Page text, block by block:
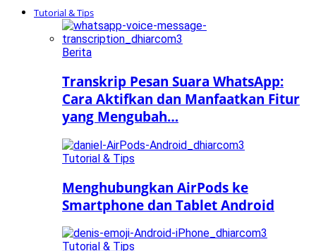
Tutorial & Tips
Berita
Transkrip Pesan Suara WhatsApp:
Cara Aktifkan dan Manfaatkan Fitur
yang Mengubah…
Tutorial & Tips
Menghubungkan AirPods ke
Smartphone dan Tablet Android
Tutorial & Tips